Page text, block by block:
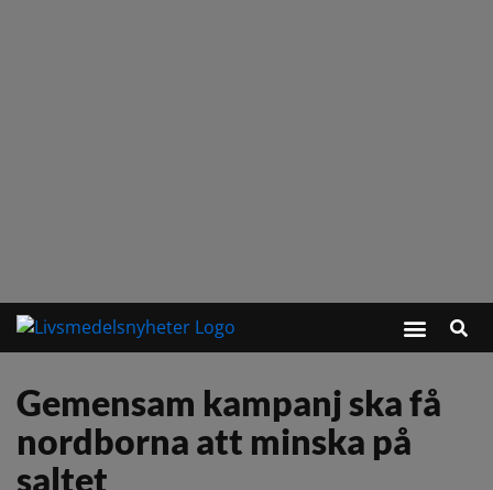
Gemensam kampanj ska få
nordborna att minska på
saltet